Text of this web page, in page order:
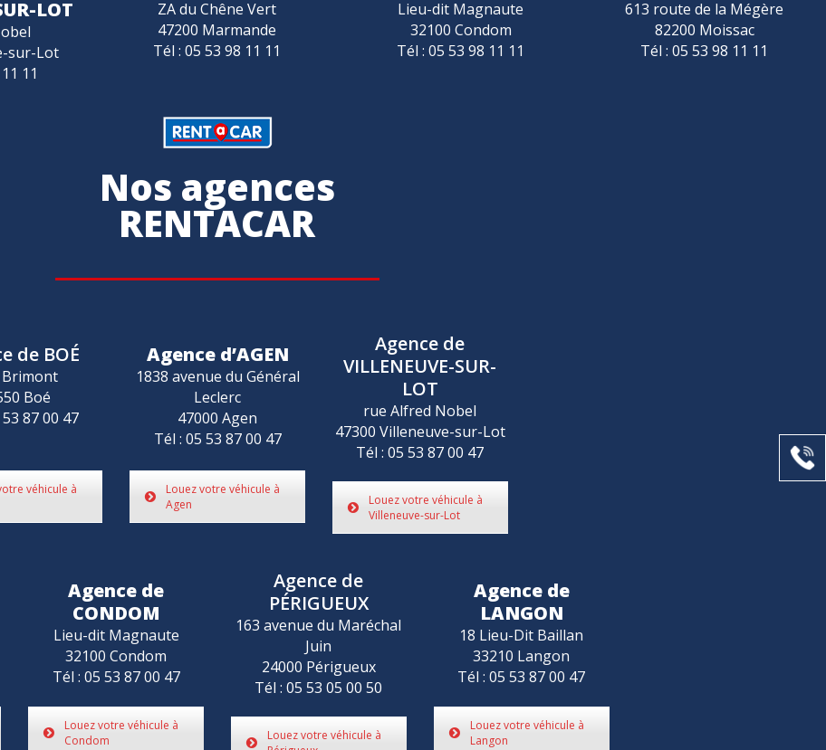
LOT
sur-Lot
11
ZA du Chêne Vert
47200 Marmande
Tél : 05 53 98 11 11
Lieu-dit Magnaute
32100 Condom
Tél : 05 53 98 11 11
613 route de la Mégère
82200 Moissac
Tél : 05 53 98 11 11
Nos agences
RENTACAR
de BOÉ
Brimont
Boé
87 00 47
véhicule à
Agence d’AGEN
1838 avenue du Général
Leclerc
47000 Agen
Tél : 05 53 87 00 47
Louez votre véhicule à
Agen
Agence de
VILLENEUVE-SUR-
LOT
rue Alfred Nobel
47300 Villeneuve-sur-Lot
Tél : 05 53 87 00 47
Louez votre véhicule à
Villeneuve-sur-Lot
Agence de
CONDOM
Lieu-dit Magnaute
32100 Condom
Tél : 05 53 87 00 47
Louez votre véhicule à
Condom
Agence de
PÉRIGUEUX
163 avenue du Maréchal
Juin
24000 Périgueux
Tél : 05 53 05 00 50
Louez votre véhicule à
Agence de
LANGON
18 Lieu-Dit Baillan
33210 Langon
Tél : 05 53 87 00 47
Louez votre véhicule à
Langon